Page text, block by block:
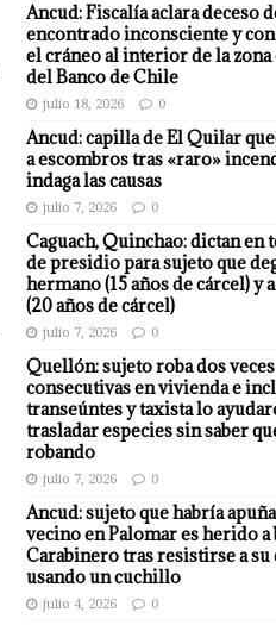
Ancud: Fiscalía aclara deceso
encontrado inconsciente y
el cráneo al interior de la zona
del Banco de Chile
julio 18, 2026 0
Ancud: capilla de El Quilar
a escombros tras «raro»
indaga las causas
julio 7, 2026 0
Caguach, Quinchao: dictan en
de presidio para sujeto que
hermano (15 años de cárcel) y
(20 años de cárcel)
julio 7, 2026 0
Quellón: sujeto roba dos veces
consecutivas en vivienda e
transeúntes y taxista lo
trasladar especies sin saber
robando
julio 7, 2026 0
Ancud: sujeto que habría
vecino en Palomar es herido a
Carabinero tras resistirse a
usando un cuchillo
julio 4, 2026 0